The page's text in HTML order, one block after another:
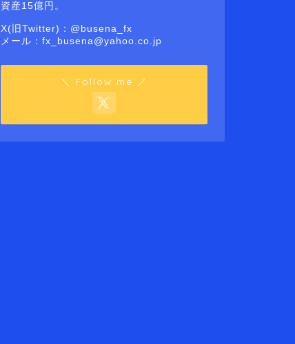
資産15億円。
X(旧Twitter)：@busena_fx
メール：fx_busena@yahoo.co.jp
＼ Follow me ／